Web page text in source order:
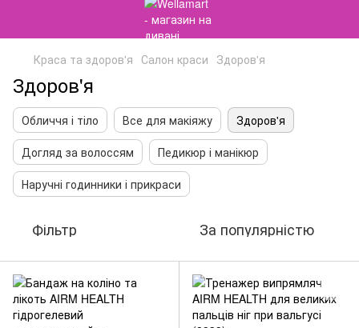
Краса та здоров'я Салон краси Здоров'я
Здоров'я
Обличчя і тіло Все для макіяжу
Здоров'я
Догляд за волоссям
Педикюр і манікюр
Наручні годинники і прикраси
Фільтр За популярністю